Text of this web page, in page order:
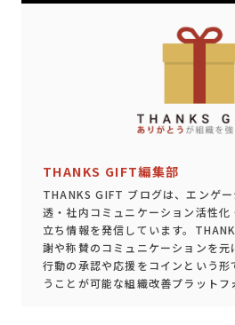
THANKS GIFT編集部
THANKS GIFT ブログは、エンゲ
透・社内コミュニケーション活性化
立ち情報を発信しています。
謝や称賛のコミュニケーションを元
行動の承認や応援をコインという
うことが可能な組織改善プラットフ